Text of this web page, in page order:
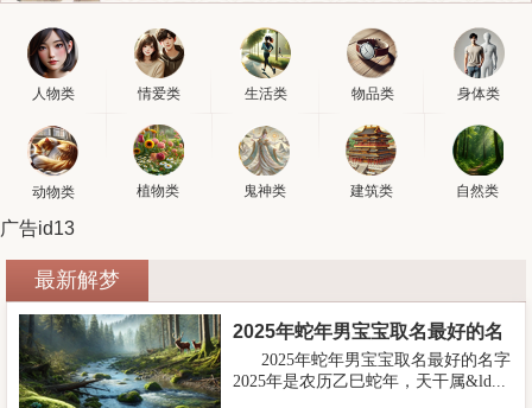
人物类 情爱类 生活类 物品类 身体类
动物类 植物类 鬼神类 建筑类 自然类
广告id13
最新解梦
2025年蛇年男宝宝取名最好的名
2025年蛇年男宝宝取名最好的名字
2025年是农历乙巳蛇年，天干属&ld...